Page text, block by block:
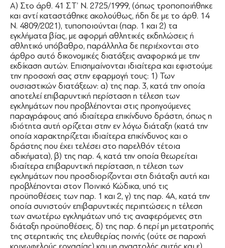
Α) Στο άρθ. 41 ΣΤ’ Ν. 2725/1999, (όπως τροποποιήθηκε
και αντί καταστάθηκε ακολούθως, ήδη δε με το άρθ. 14
Ν. 4809/2021), τυποποιούνται (παρ. 1 και 2) τα
εγκλήματα βίας, με αφορμή αθλητικές εκδηλώσεις ή
αθλητικό υπόβαθρο, παράλληλα δε περιέχονται στο
άρθρο αυτό δικονομικές διατάξεις αναφορικά με την
εκδίκαση αυτών. Επισημαίνονται ιδιαίτερα και εφιστούμε
την προσοχή σας στην εφαρμογή τους: 1) Των
ουσιαστικών διατάξεων: α) της παρ. 3, κατά την οποία
αποτελεί επιβαρυντική περίσταση η τέλεση των
εγκλημάτων που προβλέπονται στις προηγούμενες
παραγράφους από ιδιαίτερα επικίνδυνο δράστη, όπως η
ιδιότητα αυτή ορίζεται στην εν λόγω διάταξη (κατά την
οποία χαρακτηρίζεται ιδιαίτερα επικίνδυνος και ο
δράστης που έχει τελέσει στο παρελθόν τέτοια
αδικήματα), β) της παρ. 4, κατά την οποία θεωρείται
ιδιαίτερα επιβαρυντική περίσταση, η τέλεση των
εγκλημάτων που προσδιορίζονται στη διάταξη αυτή και
προβλέπονται στον Ποινικό Κώδικα, υπό τις
προϋποθέσεις των παρ. 1 και 2, γ) της παρ. 4Α, κατά την
οποία συνιστούν επιβαρυντικές περιπτώσεις η τέλεση
των ανωτέρω εγκλημάτων υπό τις αναφερόμενες στη
διάταξη προϋποθέσεις, δ) της παρ. 6 περί μη μετατροπής
της στερητικής της ελευθερίας ποινής (ούτε σε παροχή
κοινωφελούς εργασίας) και μη αναστολής αυτής και ε)